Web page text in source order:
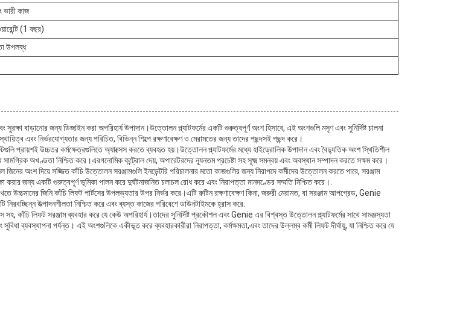
ভারী কাজ
(1 বছর)
উপলব্ধ
বাড়ানোর জন্য ডিজাইন করা অপরিহার্য উপাদান।উত্তোলন প্ল্যাটফর্মের একটি গুরুত্বপূর্ণ অংশ হিসাবে, এই অংশগুলি মসৃণ এবং সুনির্দিষ্ট চালনা
এবং নির্ভরযোগ্যতার জন্য পরিচিত, বিভিন্ন শিল্পে রক্ষণাবেক্ষণ ও মেরামতের জন্য তাদের পছন্দসই পছন্দ করে।
প্রায়শই উচ্চতর কর্মক্ষেত্রগুলিতে অ্যাক্সেস করতে ব্যবহৃত হয়।উত্তোলন প্ল্যাটফর্মের মধ্যে হাইড্রোলিক উপাদান এবং বৈদ্যুতিক অংশ স্থিতিশীল
অখণ্ডতা নিশ্চিত করে।এরগনোমিক কন্ট্রোল দেয়, অপারেটরদের ন্যূনতম প্রচেষ্টা সহ সূক্ষ্ম সমন্বয় এবং অবস্থান সম্পাদন করতে সক্ষম করে।
অংশ দিয়ে সজ্জিত কাঁচি উত্তোলন সরঞ্জামগুলি ইনভেন্টরি পরিচালনার মতো কাজগুলির জন্য নিরাপদে কর্মীদের উত্তোলন করতে পারে, সরঞ্জাম
জন্য একটি গুরুত্বপূর্ণ ভূমিকা পালন করে দুর্ঘটনাজনিত চলাচল রোধ করে এবং নিরাপত্তা মানদণ্ডের সম্মতি নিশ্চিত করে।.
উচ্চমানের জিনি কাঁচি লিফট পার্টসের উপলভ্যতার উপর নির্ভর করে।এটি রুটিন রক্ষণাবেক্ষণ কিনা, জরুরী মেরামত, বা সরঞ্জাম আপগ্রেড, Genie
উত্পাদনশীলতা নিশ্চিত করে এবং ব্যস্ত কাজের পরিবেশে ডাউনটাইমকে হ্রাস করে.
কাঁচি লিফট সরঞ্জাম ব্যবহার করে যে কেউ অপরিহার্য।তাদের সুনির্দিষ্ট প্রকৌশল এবং Genie এর বিশ্বস্ত উত্তোলন প্ল্যাটফর্মের সাথে সামঞ্জস্যতা
ব্যবস্থাপনা পর্যন্ত। এই অংশগুলিকে একীভূত করে ব্যবহারকারীরা নিরাপত্তা, কর্মক্ষমতা,এবং তাদের উল্লম্ব কর্মী লিফট দীর্ঘায়ু, যা নিশ্চিত করে যে